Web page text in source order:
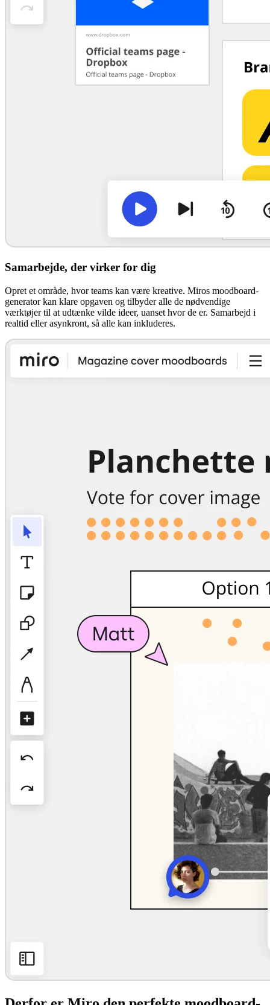
Samarbejde, der virker for dig
Opret et område, hvor teams kan være kreative. Miros moodboard-
generator kan klare opgaven og tilbyder alle de nødvendige
værktøjer til at udtænke vilde ideer, uanset hvor de er. Samarbejd i
realtid eller asynkront, så alle kan inkluderes.